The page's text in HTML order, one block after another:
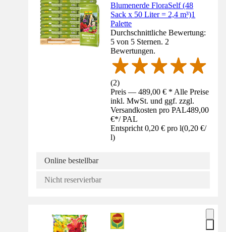
Blumenerde FloraSelf (48
Sack x 50 Liter = 2,4 m³)1
Palette
Durchschnittliche Bewertung:
5 von 5 Sternen. 2
Bewertungen.
(2)
Preis — 489,00 € * Alle Preise
inkl. MwSt. und ggf. zzgl.
Versandkosten pro PAL489,00
€*/ PAL
Entspricht 0,20 € pro l(0,20 €/
l)
Online bestellbar
Nicht reservierbar